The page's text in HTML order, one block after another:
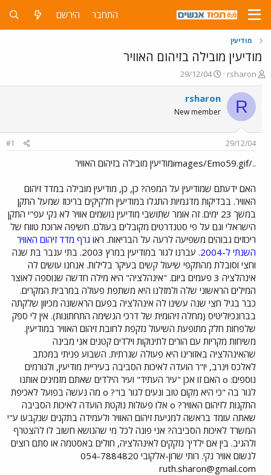
התחבר הירשם
מודיעין
מודיעין מובילה בזיהום האוויר
פ
ו
ת
ח
ה
ש
rsharon
פ
ו
ר
ס
ם
ר
29/12/04
R
rsharon
New member
29/12/04
#1
../images/Emo59.gifמודיעין מובילה בזיהום האוויר
האם ידעתם שמודיעין על המפה? כן, כן, מודיעין מובילה במדד זיהום
האוויר. בבדיקות מדגמיות התגלו במודיעין חלקיקים בריכוז שמעל התקן
במשך 23 ימים. זה אומר שתושבי מודיעין נושמים אוויר לא נקי עפ"י התקן
הישראלי וגם על פי סטנדרטים מקובלים בעולם. חשיפה ארוכת טווח של
ריכוזים גבוהים משפיעה לרעה על הבריאות. ראו גרף מדד זיהום האוויר
השנתי ל-2004
. עברנו לגור במודיעין במרץ 2003. בתי ענבר בת שנה
וחצי וסובלת מהתקפי שיעול קשים בעיקר בלילות. אנחנו עושים לה
אינהלציה 3 פעמים ביום. "אינהלציה" היא מילה חדשה שנוספה לאוצר
המילים הראשוני שלה ולמזלנו היא משתפת פעולה במרבית המקרים.
כבר בגיל חצי שנה עשינו לה אינהלציה בפעם הראשונה מכיוון שלקתה
בברונכיוליטיס (מחלה זיהומית של דרכי הנשימה התחתונות). אין לי ספק
שלפחות חלק מתופעת השיעול נזקפת לחובת זיהום האוויר במודיעין.
משיחות מקריות עם הורים לתינוקות וילדים קטנים אני מבינה
שהאינהלציה באזורינו היא פעולה שגרתית. השבוע פניתי במכתב
לאלכס וינרב, יו"ר הועדה לאיכות הסביבה בעיריית מודיעין, ולגורמים
נוספים: o האם זו אכן "עיר העתיד" ועיר הילדים שאתם מזמינים אותנו
לגור בה "כי היא מקום טוב ונעים לגור בו"? o מה נעשה בפועל לאכיפת
התקנות לזיהום האוויר? o אלו פעולות נוקטת הועדה לאיכות הסביבה
שאתה עומד בראשה למניעת זיהום האוויר ולעמידה בתקנים שנקבעו ע"י
המשרד לאיכות הסביבה? אני פונה לכל מי שהנושא חשוב לו להצטרף
ולהגיב. בין אם ילדיך נזקקים לאינהלציה, חולים באסטמה או סתם רוצים
לנשום אוויר נקי. רותי שרון-אלקובי 054-7884820
ruth.sharon@gmail.com